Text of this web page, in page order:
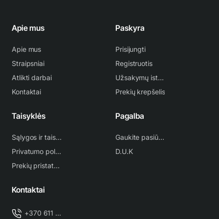
Apie mus
Apie mus
Straipsniai
Atlikti darbai
Kontaktai
Paskyra
Prisijungti
Registruotis
Užsakymų istorija
Prekių krepšelis
Taisyklės
Sąlygos ir taisyklės
Privatumo politika
Prekių pristatymas
Pagalba
Gaukite pasiūlymą
D.U.K
Kontaktai
+370 611 38 500